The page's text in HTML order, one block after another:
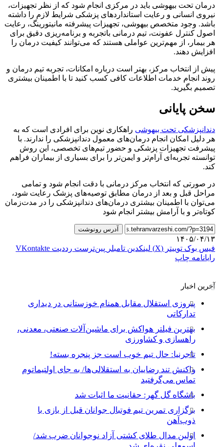
درمان تحت بیهوشی باید در مرکزی انجام شود که از نظر تجهیزات،
نیروی انسانی و رعایت استانداردهای پزشکی شرایط لازم را داشته
باشد. وجود متخصص بیهوشی، تجهیزات پیشرفته مانیتورینگ، رعایت
اصول کنترل عفونت، تیم درمانی باتجربه و برنامه‌ریزی دقیق برای
هر بیمار، از مهم‌ترین عواملی هستند که می‌توانند کیفیت درمان را
افزایش دهند.
پیش از انتخاب مرکز، بهتر است درباره امکانات، تجربه تیم درمان و
روند انجام خدمات اطلاعات کافی کسب کنید تا با اطمینان بیشتری
تصمیم بگیرید.
سخن پایانی
دندانپزشکی تحت بیهوشی راهکاری نوین برای افرادی است که به
هر دلیل امکان انجام درمان‌های معمول دندانپزشکی را ندارند. با
پیشرفت تجهیزات پزشکی و حضور تیم‌های تخصصی، این روش
توانسته تجربه‌ای آرام‌تر و ایمن‌تر را برای بسیاری از بیماران فراهم
کند.
در صورتی که انتخاب مرکز درمانی با دقت انجام شود و تمامی
مراحل قبل و بعد از درمان مطابق توصیه‌های پزشک رعایت شود،
می‌توان با اطمینان بیشتری درمان‌های دندانپزشکی را در مدت‌زمان
کوتاه‌تر و با آرامش بیشتر انجام شود
آدرس رونوشت
۱۴۰۵/۰۴/۱۳
فیس بوک توییتر (X) لینکدین ‫تامبلر ‫پین‌ترست ‫رددیت ‫VKontakte
رایانامه چاپ
آخرین اخبار
پیروزی استقلال مقابل همنام خوزستانی در دیداری
تدارکاتی
بهترین فیلتر هواکش برای ماشین‌آلات صنعتی، معدنی،
راهسازی و کشاورزی
تاجرنیا: حال تیم خوب است جز پنجره بسته!
واکنش تند رضاییان به استقلالی‌ها/ به جای اولتیماتوم
تماس می‌گرفتید
باشگاه گل گهر: حقانیت ما اثبات شد
برگزاری تمرین تیم فوتبال جوانان قبل از بازی با
ذوب‌آهن
اولین مدال طلای کشتی آزاد نوجوانان ضرب شد/